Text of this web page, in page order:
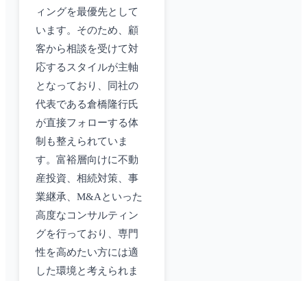
ィングを最優先として
います。そのため、顧
客から相談を受けて対
応するスタイルが主軸
となっており、同社の
代表である倉橋隆行氏
が直接フォローする体
制も整えられていま
す。富裕層向けに不動
産投資、相続対策、事
業継承、M&Aといった
高度なコンサルティン
グを行っており、専門
性を高めたい方には適
した環境と考えられま